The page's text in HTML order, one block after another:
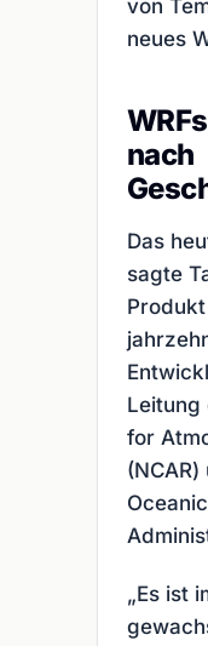
von
neues
nach
Das
sagte
Leitung
for
„Es ist